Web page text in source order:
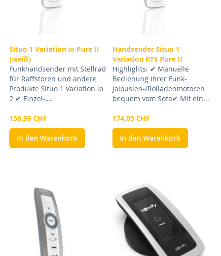
Situo 1 Variation io Pure II
(weiß)
Funkhandsender mit Stellrad
für Raffstoren und andere
Produkte Situo 1 Variation io
2 ✔ Einzel-,...
156,39 CHF
In den Warenkorb
Handsender Situo 1
Variation RTS Pure II
Highlights: ✔ Manuelle
Bedienung Ihrer Funk-
Jalousien-/Rolladenmotoren
bequem vom Sofa✔ Mit ein...
174,05 CHF
In den Warenkorb